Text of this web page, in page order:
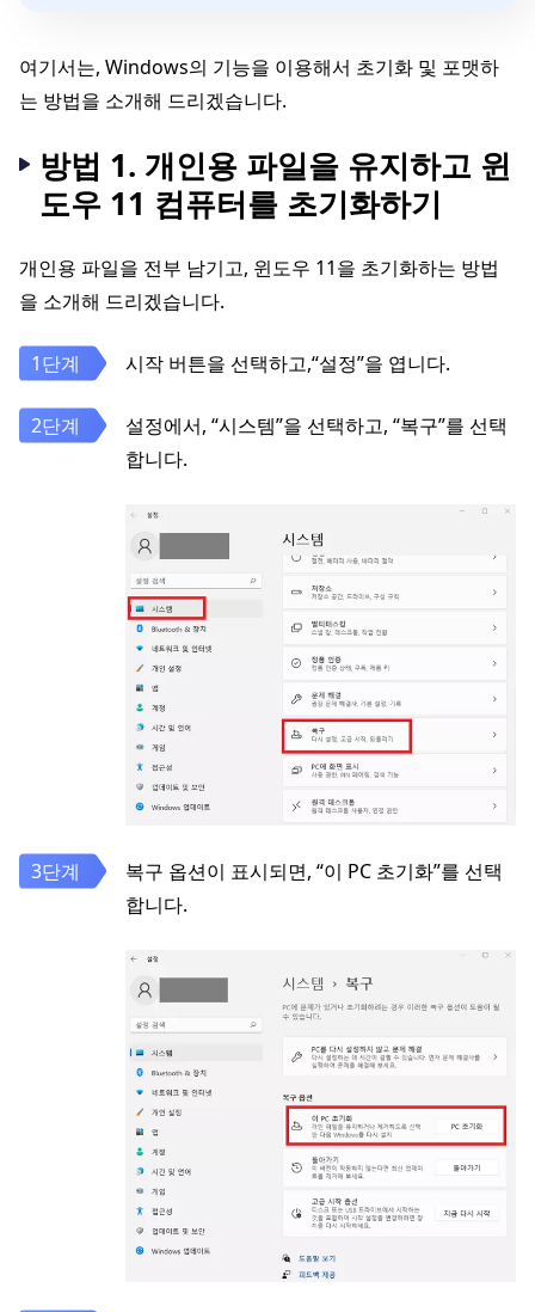
여기서는, Windows의 기능을 이용해서 초기화 및 포맷하
는 방법을 소개해 드리겠습니다.
방법 1. 개인용 파일을 유지하고 윈
도우 11 컴퓨터를 초기화하기
개인용 파일을 전부 남기고, 윈도우 11을 초기화하는 방법
을 소개해 드리겠습니다.
시작 버튼을 선택하고,“설정”을 엽니다.
설정에서, “시스템”을 선택하고, “복구”를 선택
합니다.
복구 옵션이 표시되면, “이 PC 초기화”를 선택
합니다.